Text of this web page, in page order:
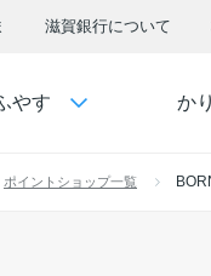
滋賀銀行について
やす か
ポイントショップ一覧